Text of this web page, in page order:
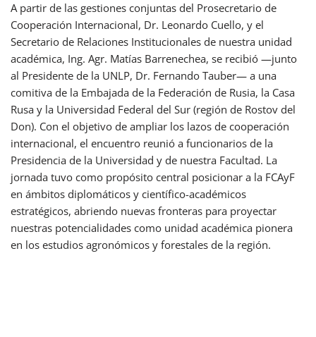
A partir de las gestiones conjuntas del Prosecretario de
Cooperación Internacional, Dr. Leonardo Cuello, y el
Secretario de Relaciones Institucionales de nuestra unidad
académica, Ing. Agr. Matías Barrenechea, se recibió —junto
al Presidente de la UNLP, Dr. Fernando Tauber— a una
comitiva de la Embajada de la Federación de Rusia, la Casa
Rusa y la Universidad Federal del Sur (región de Rostov del
Don). Con el objetivo de ampliar los lazos de cooperación
internacional, el encuentro reunió a funcionarios de la
Presidencia de la Universidad y de nuestra Facultad. La
jornada tuvo como propósito central posicionar a la FCAyF
en ámbitos diplomáticos y científico-académicos
estratégicos, abriendo nuevas fronteras para proyectar
nuestras potencialidades como unidad académica pionera
en los estudios agronómicos y forestales de la región.